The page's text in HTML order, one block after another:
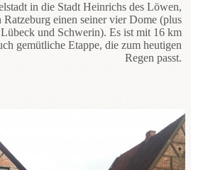
in die Stadt Heinrichs des Löwen,
Ratzeburg einen seiner vier Dome (plus
und Schwerin). Es ist mit 16 km
gemütliche Etappe, die zum heutigen
Regen passt.